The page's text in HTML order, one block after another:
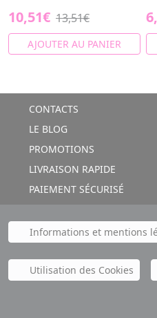
10,51€ 13,51€
AJOUTER AU PANIER
CONTACTS
LE BLOG
PROMOTIONS
LIVRAISON RAPIDE
PAIEMENT SÉCURISÉ
Informations et mentions
Utilisation des Cookies